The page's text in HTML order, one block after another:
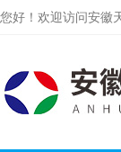
您好！欢迎访问安徽